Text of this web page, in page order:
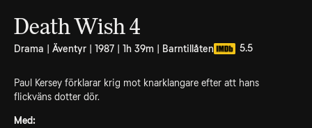
Death Wish 4
Drama | Äventyr | 1987 | 1h 39m | Barntillåten 5.5
Paul Kersey förklarar krig mot knarklangare efter att hans
flickväns dotter dör.
Med: